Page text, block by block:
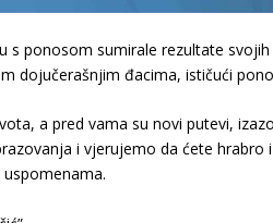
ponosom sumirale rezultate svojih
dojučerašnjim đacima, ističući
a pred vama su novi putevi,
i vjerujemo da ćete hrabro